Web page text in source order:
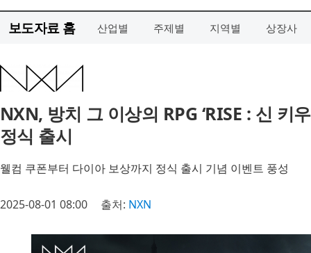
보도자료 홈 산업별 주제별 지역별 상장사
NXN, 방치 그 이상의 RPG ‘RISE : 신 키
정식 출시
웰컴 쿠폰부터 다이아 보상까지 정식 출시 기념 이벤트 풍성
2025-08-01 08:00 출처: NXN